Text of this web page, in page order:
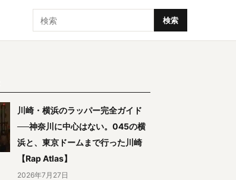
検索 検索
川崎・横浜のラッパー完全ガイド
──神奈川に中心はない。045の横
浜と、東京ドームまで行った川崎
【Rap Atlas】
2026年7月27日